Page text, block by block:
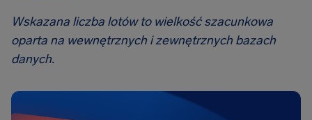
Wskazana liczba lotów to wielkość szacunkowa
oparta na wewnętrznych i zewnętrznych bazach
danych.